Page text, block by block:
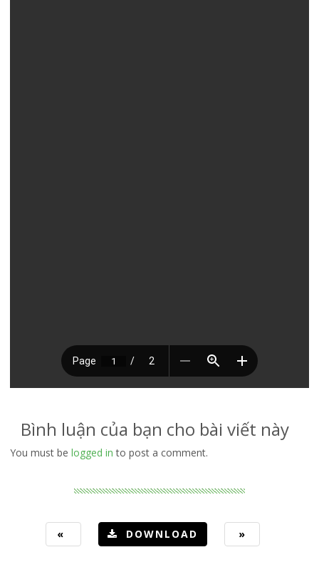
Bình luận của bạn cho bài viết này
You must be logged in to post a comment.
« DOWNLOAD »